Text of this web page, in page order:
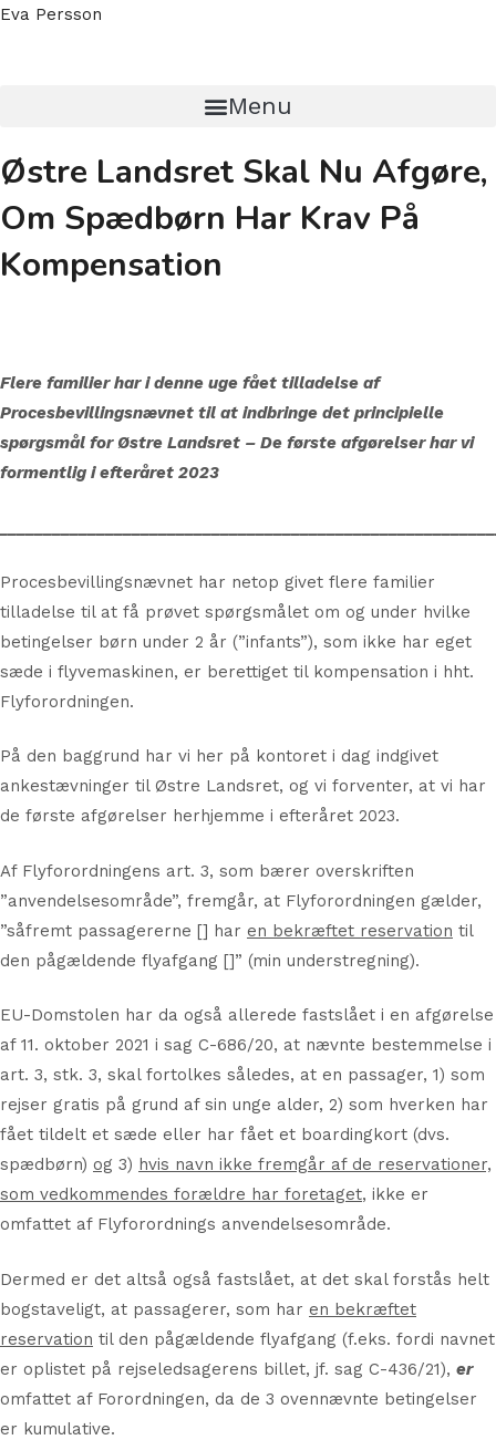
Eva Persson
Menu
Østre Landsret Skal Nu Afgøre,
Om Spædbørn Har Krav På
Kompensation
Flere familier har i denne uge fået tilladelse af
Procesbevillingsnævnet til at indbringe det principielle
spørgsmål for Østre Landsret – De første afgørelser har vi
formentlig i efteråret 2023
Procesbevillingsnævnet har netop givet flere familier
tilladelse til at få prøvet spørgsmålet om og under hvilke
betingelser børn under 2 år (”infants”), som ikke har eget
sæde i flyvemaskinen, er berettiget til kompensation i hht.
Flyforordningen.
På den baggrund har vi her på kontoret i dag indgivet
ankestævninger til Østre Landsret, og vi forventer, at vi har
de første afgørelser herhjemme i efteråret 2023.
Af Flyforordningens art. 3, som bærer overskriften
”anvendelsesområde”, fremgår, at Flyforordningen gælder,
”såfremt passagererne [] har en bekræftet reservation til
den pågældende flyafgang []” (min understregning).
EU-Domstolen har da også allerede fastslået i en afgørelse
af 11. oktober 2021 i sag C-686/20, at nævnte bestemmelse i
art. 3, stk. 3, skal fortolkes således, at en passager, 1) som
rejser gratis på grund af sin unge alder, 2) som hverken har
fået tildelt et sæde eller har fået et boardingkort (dvs.
spædbørn) og 3) hvis navn ikke fremgår af de reservationer,
som vedkommendes forældre har foretaget, ikke er
omfattet af Flyforordnings anvendelsesområde.
Dermed er det altså også fastslået, at det skal forstås helt
bogstaveligt, at passagerer, som har en bekræftet
reservation til den pågældende flyafgang (f.eks. fordi navnet
er oplistet på rejseledsagerens billet, jf. sag C-436/21), er
omfattet af Forordningen, da de 3 ovennævnte betingelser
er kumulative.